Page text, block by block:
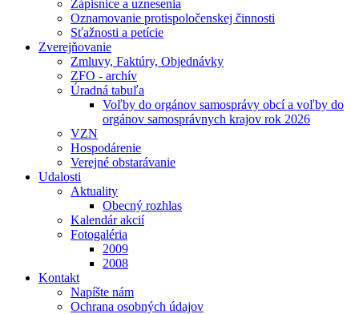
Zápisnice a uznesenia
Oznamovanie protispoločenskej činnosti
Sťažnosti a petície
Zverejňovanie
Zmluvy, Faktúry, Objednávky
ZFO - archív
Úradná tabuľa
Voľby do orgánov samosprávy obcí a voľby do
orgánov samosprávnych krajov rok 2026
VZN
Hospodárenie
Verejné obstarávanie
Udalosti
Aktuality
Obecný rozhlas
Kalendár akcií
Fotogaléria
2009
2008
Kontakt
Napíšte nám
Ochrana osobných údajov